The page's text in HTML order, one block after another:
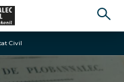
Civil